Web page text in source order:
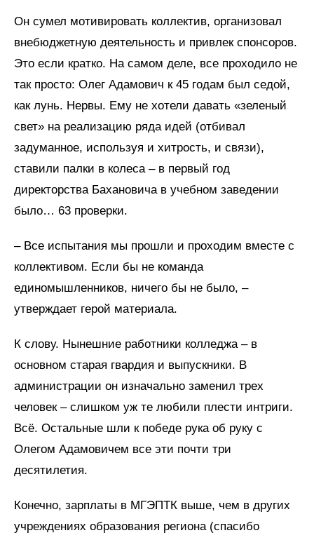
Он сумел мотивировать коллектив, организовал
внебюджетную деятельность и привлек спонсоров.
Это если кратко. На самом деле, все проходило не
так просто: Олег Адамович к 45 годам был седой,
как лунь. Нервы. Ему не хотели давать «зеленый
свет» на реализацию ряда идей (отбивал
задуманное, используя и хитрость, и связи),
ставили палки в колеса – в первый год
директорства Бахановича в учебном заведении
было… 63 проверки.
– Все испытания мы прошли и проходим вместе с
коллективом. Если бы не команда
единомышленников, ничего бы не было, –
утверждает герой материала.
К слову. Нынешние работники колледжа – в
основном старая гвардия и выпускники. В
администрации он изначально заменил трех
человек – слишком уж те любили плести интриги.
Всё. Остальные шли к победе рука об руку с
Олегом Адамовичем все эти почти три
десятилетия.
Конечно, зарплаты в МГЭПТК выше, чем в других
учреждениях образования региона (спасибо